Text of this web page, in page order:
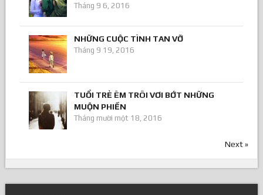
Tháng 9 6, 2016
NHỮNG CUỘC TÌNH TAN VỠ
Tháng 9 19, 2016
TUỔI TRẺ ÊM TRÔI VƠI BỚT NHỮNG
MUỘN PHIỀN
Tháng mười một 18, 2016
Next »